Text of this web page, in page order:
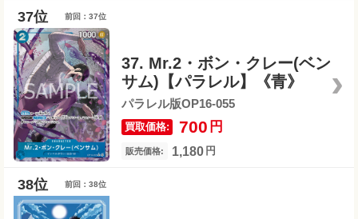
前回：37位
37. Mr.2・ボン・クレー(ベン
サム)【パラレル】《青》
パラレル版OP16-055
買取価格: 700 円
販売価格: 1,180 円
前回：38位